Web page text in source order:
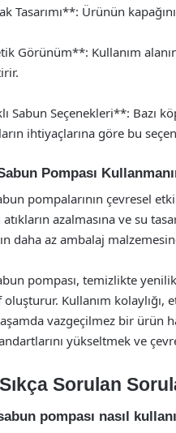
Tasarımı**: Ürünün
Görünüm**: Kullanım
Sabun Seçenekleri**: Bazı
ihtiyaçlarına göre bu
Pompası
pompalarının çevresel
azalmasına ve su
daha az ambalaj
pompası, temizlikte
Kullanım
vazgeçilmez bir ürün
yükseltmek ve
Sorulan
pompası nasıl